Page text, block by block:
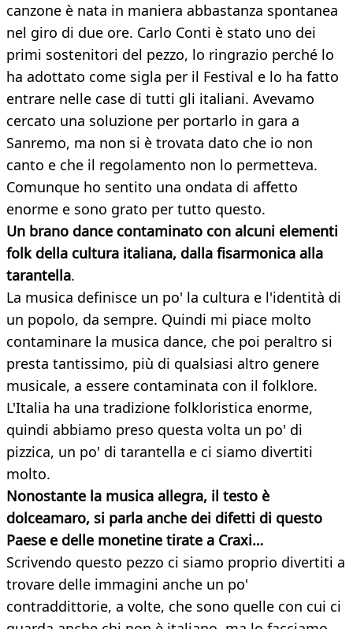
canzone è nata in maniera abbastanza spontanea
nel giro di due ore. Carlo Conti è stato uno dei
primi sostenitori del pezzo, lo ringrazio perché lo
ha adottato come sigla per il Festival e lo ha fatto
entrare nelle case di tutti gli italiani. Avevamo
cercato una soluzione per portarlo in gara a
Sanremo, ma non si è trovata dato che io non
canto e che il regolamento non lo permetteva.
Comunque ho sentito una ondata di affetto
enorme e sono grato per tutto questo.
Un brano dance contaminato con alcuni elementi
folk della cultura italiana, dalla fisarmonica alla
tarantella.
La musica definisce un po' la cultura e l'identità di
un popolo, da sempre. Quindi mi piace molto
contaminare la musica dance, che poi peraltro si
presta tantissimo, più di qualsiasi altro genere
musicale, a essere contaminata con il folklore.
L'Italia ha una tradizione folkloristica enorme,
quindi abbiamo preso questa volta un po' di
pizzica, un po' di tarantella e ci siamo divertiti
molto.
Nonostante la musica allegra, il testo è
dolceamaro, si parla anche dei difetti di questo
Paese e delle monetine tirate a Craxi…
Scrivendo questo pezzo ci siamo proprio divertiti a
trovare delle immagini anche un po'
contraddittorie, a volte, che sono quelle con cui ci